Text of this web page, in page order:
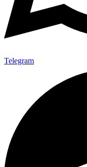
Telegram